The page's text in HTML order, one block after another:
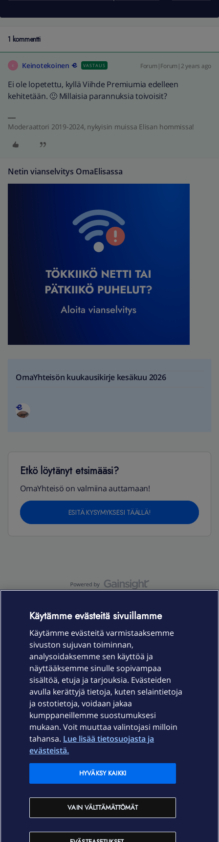
1 kommentti
K Keinotekoinen VASTAUS Forum|Forum|2 years ago
Ei ole lopetettu, kyllä Viihde Premiumia edelleen
kehitetään. 🙂 Millaisia parannuksia toivoisit?
Moderaattori 2019-2024, nykyisin muissa Elisan hommissa!
Netin vianselvitys OmaElisassa
OmaYhteisön kuukausikirje kesäkuu 2026
Etkö löytänyt etsimääsi?
OmaYhteisö on valmiina auttamaan!
ESITÄ KYSYMYKSESI TÄÄLLÄ!
Laitteet & liittymät
Palvelut
Ajankohtaista
Elisa Oyj
In English
Käytämme evästeitä sivuillamme
Käytämme evästeitä varmistaaksemme
sivuston sujuvan toiminnan,
analysoidaksemme sen käyttöä ja
näyttääksemme sinulle sopivampaa
sisältöä, etuja ja tarjouksia. Evästeiden
avulla kerättyjä tietoja, kuten selaintietoja
ja ostotietoja, voidaan jakaa
kumppaneillemme suostumuksesi
mukaan. Voit muuttaa valintojasi milloin
tahansa. Lue lisää tietosuojasta ja
evästeistä.
VAIN VÄLTTÄMÄTTÖMÄT
HYVÄKSY KAIKKI